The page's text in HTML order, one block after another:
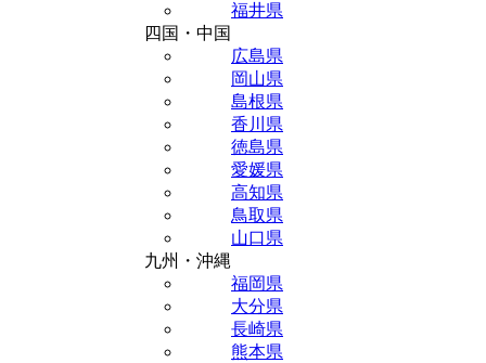
福井県
四国・中国
広島県
岡山県
島根県
香川県
徳島県
愛媛県
高知県
鳥取県
山口県
九州・沖縄
福岡県
大分県
長崎県
熊本県